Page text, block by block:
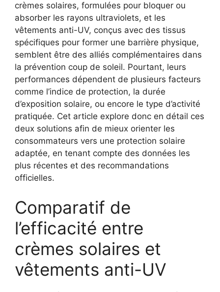
crèmes solaires, formulées pour bloquer ou
absorber les rayons ultraviolets, et les
vêtements anti-UV, conçus avec des tissus
spécifiques pour former une barrière physique,
semblent être des alliés complémentaires dans
la prévention coup de soleil. Pourtant, leurs
performances dépendent de plusieurs facteurs
comme l’indice de protection, la durée
d’exposition solaire, ou encore le type d’activité
pratiquée. Cet article explore donc en détail ces
deux solutions afin de mieux orienter les
consommateurs vers une protection solaire
adaptée, en tenant compte des données les
plus récentes et des recommandations
officielles.
Comparatif de
l’efficacité entre
crèmes solaires et
vêtements anti-UV